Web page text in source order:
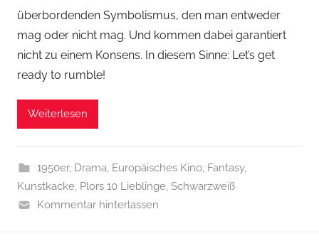
überbordenden Symbolismus, den man entweder
mag oder nicht mag. Und kommen dabei garantiert
nicht zu einem Konsens. In diesem Sinne: Let’s get
ready to rumble!
Weiterlesen
1950er, Drama, Europäisches Kino, Fantasy,
Kunstkacke, Plors 10 Lieblinge, Schwarzweiß
Kommentar hinterlassen